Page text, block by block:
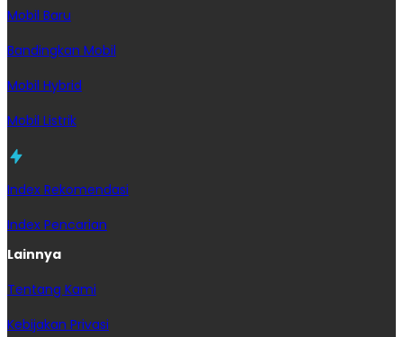
Mobil Baru
Bandingkan Mobil
Mobil Hybrid
Mobil Listrik
Index Rekomendasi
Index Pencarian
Lainnya
Tentang Kami
Kebijakan Privasi